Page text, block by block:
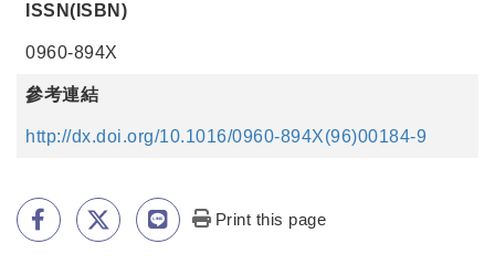
ISSN(ISBN)
0960-894X
參考連結
http://dx.doi.org/10.1016/0960-894X(96)00184-9
Print this page